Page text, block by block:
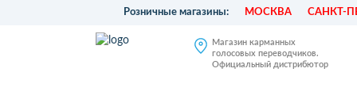
Розничные магазины: МОСКВА САНКТ-
Магазин карманных
голосовых переводчиков.
Официальный дистрибютор